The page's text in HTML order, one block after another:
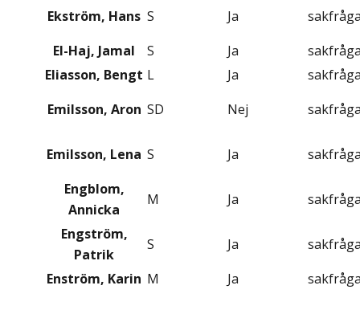
Ekström, Hans S Ja
El-Haj, Jamal
S Ja
Eliasson, Bengt L Ja
Emilsson, Aron SD Nej
Emilsson, Lena S Ja
Engblom,
Annicka
M Ja
Engström,
Patrik
S Ja
Enström, Karin M Ja